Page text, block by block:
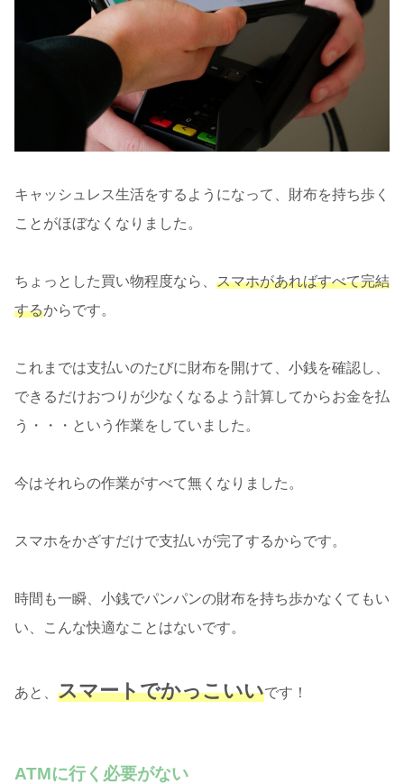
キャッシュレス生活をするようになって、財布を持ち歩く
ことがほぼなくなりました。
ちょっとした買い物程度なら、 スマホがあればすべて完結
するからです。
これまでは支払いのたびに財布を開けて、小銭を確認し、
できるだけおつりが少なくなるよう計算してからお金を払
う・・・という作業をしていました。
今はそれらの作業がすべて無くなりました。
スマホをかざすだけで支払いが完了するからです。
時間も一瞬、小銭でパンパンの財布を持ち歩かなくてもい
い、こんな快適なことはないです。
あと、 スマートでかっこいいです！
ATMに行く必要がない